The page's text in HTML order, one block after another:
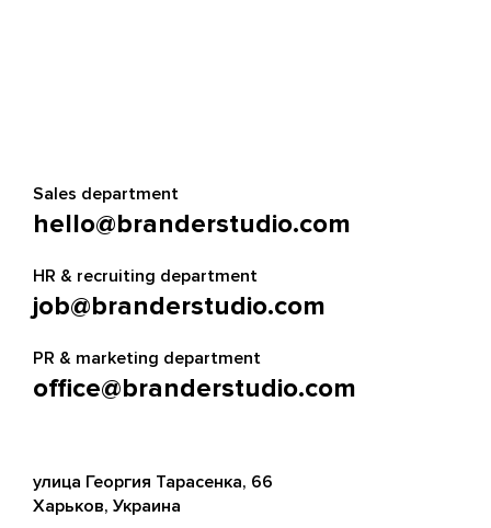
Sales department
hello@branderstudio.com
HR & recruiting department
job@branderstudio.com
PR & marketing department
office@branderstudio.com
улица Георгия Тарасенка, 66
Харьков, Украина